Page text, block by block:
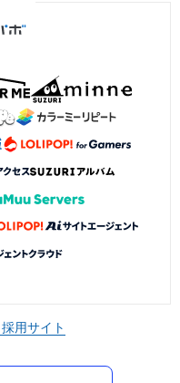
採用サイト